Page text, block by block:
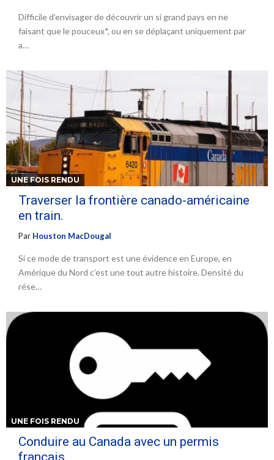
Difficile d’envisager de découvrir un si grand pays en ne
faisant que le pouceux*, ou en se déplaçant uniquement par
a…
UNE FOIS RENDU
Traverser la frontière canado-américaine
en train.
Par Houston MacDougal
Si ce mode de transport est une évidence en Europe, en
Amérique du Nord c’est une tout autre histoire. Densité du
rése…
UNE FOIS RENDU
Conduire au Canada avec un permis